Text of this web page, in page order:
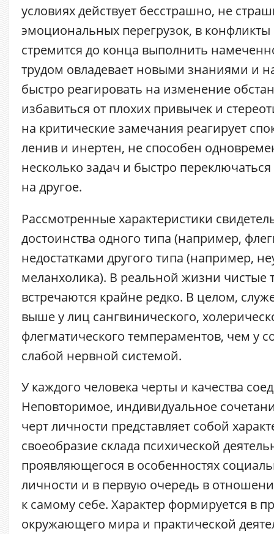
условиях действует бесстрашно, не
эмоциональных перегрузок, в конфликты
стремится до конца выполнить
трудом овладевает новыми знаниями и
быстро реагировать на изменение
избавиться от плохих привычек и
на критические замечания реагирует
ленив и инертен, не способен
несколько задач и быстро
на другое.
Рассмотренные характеристики
достоинства одного типа (например,
недостатками другого типа (например,
меланхолика). В реальной жизни чистые
встречаются крайне редко. В целом,
выше у лиц сангвинического,
флегматического темпераментов, чем у
слабой нервной системой.
У каждого человека черты и качества
Неповторимое, индивидуальное
черт личности представляет собой
своеобразие склада психической
проявляющегося в особенностях
личности и в первую очередь в
к самому себе. Характер формируется в
окружающего мира и практической